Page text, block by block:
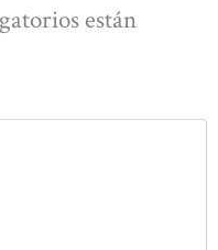
están